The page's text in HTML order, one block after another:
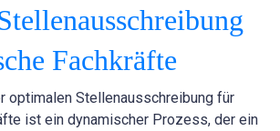
Fachkräfte
optimalen Stellenausschreibung für
ist ein dynamischer Prozess, der ein